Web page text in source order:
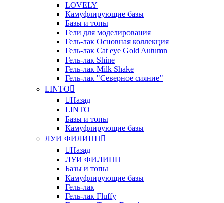
LOVELY
Камуфлирующие базы
Базы и топы
Гели для моделирования
Гель-лак Основная коллекция
Гель-лак Cat eye Gold Autumn
Гель-лак Shine
Гель-лак Milk Shake
Гель-лак "Северное сияние"
LINTO
Назад
LINTO
Базы и топы
Камуфлирующие базы
ЛУИ ФИЛИПП
Назад
ЛУИ ФИЛИПП
Базы и топы
Камуфлирующие базы
Гель-лак
Гель-лак Fluffy